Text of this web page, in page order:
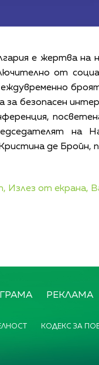
е жертва на
от
броят
безопасен
на
де Бройн,
Излез от екрана,
РЕКЛАМА
КОДЕКС ЗА